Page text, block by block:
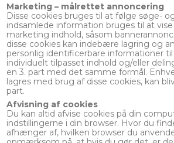
Marketing – målrettet annoncering
Disse cookies bruges til at følge søge-
indsamlede information bruges til at
marketing indhold, såsom
disse cookies kan indebære lagring og
personlig identificerbare informationer
individuelt tilpasset indhold og/eller
en 3. part med det samme formål.
lagres med brug af disse cookies, kan
part.
Afvisning af cookies
Du kan altid afvise cookies på din
indstillingerne i din browser. Hvor du
afhænger af, hvilken browser du